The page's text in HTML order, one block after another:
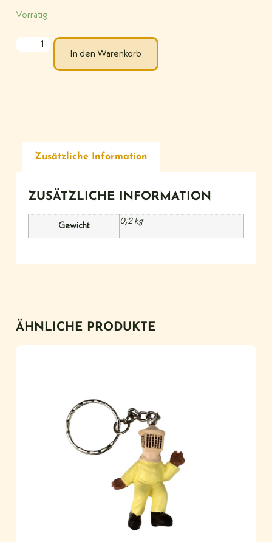
Vorrätig
In den Warenkorb
Zusätzliche Information
ZUSÄTZLICHE INFORMATION
Gewicht
0,2 kg
ÄHNLICHE PRODUKTE